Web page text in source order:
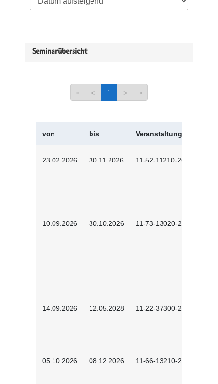
Seminarübersicht
« < 1 > »
von bis Veranstaltungskürzel
23.02.2026 30.11.2026 11-52-11210-2602
10.09.2026 30.10.2026 11-73-13020-2601
14.09.2026 12.05.2028 11-22-37300-2604
05.10.2026 08.12.2026 11-66-13210-2602